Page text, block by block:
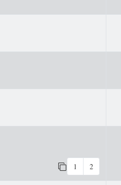
1
2